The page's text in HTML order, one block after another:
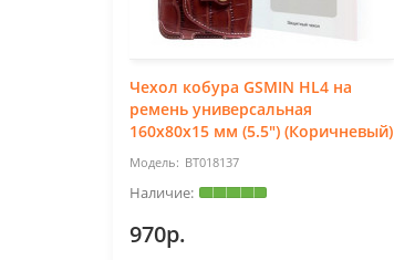
Чехол кобура GSMIN HL4 на
ремень универсальная
160x80x15 мм (5.5") (Коричневый)
BT018137
970р.